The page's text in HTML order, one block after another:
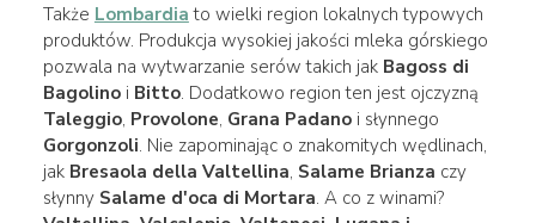
Także Lombardia to wielki region lokalnych typowych
produktów. Produkcja wysokiej jakości mleka górskiego
pozwala na wytwarzanie serów takich jak Bagoss di
Bagolinoi Bitto. Dodatkowo region ten jest ojczyzną
Taleggio, Provolone, Grana Padanoi słynnego
Gorgonzoli. Nie zapominając o znakomitych wędlinach,
jak Bresaola della Valtellina, Salame Brianza czy
słynny Salame d'oca di Mortara. A co z winami?